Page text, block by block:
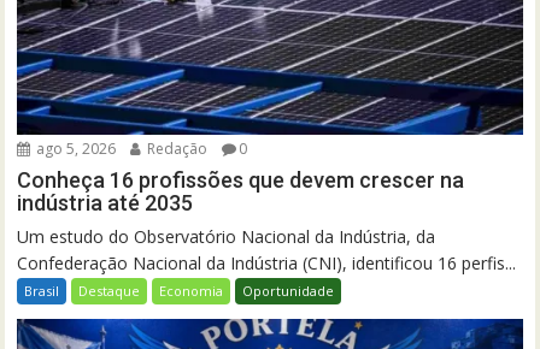
ago 5, 2026 Redação 0
Conheça 16 profissões que devem crescer na
indústria até 2035
Um estudo do Observatório Nacional da Indústria, da
Confederação Nacional da Indústria (CNI), identificou 16 perfis...
Brasil Destaque Economia Oportunidade